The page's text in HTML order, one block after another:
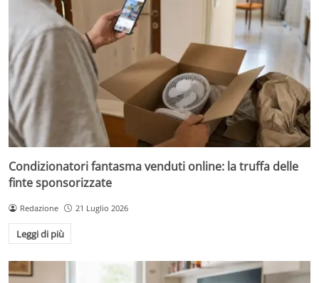
Condizionatori fantasma venduti online: la truffa delle
finte sponsorizzate
Redazione 21 Luglio 2026
Leggi di più